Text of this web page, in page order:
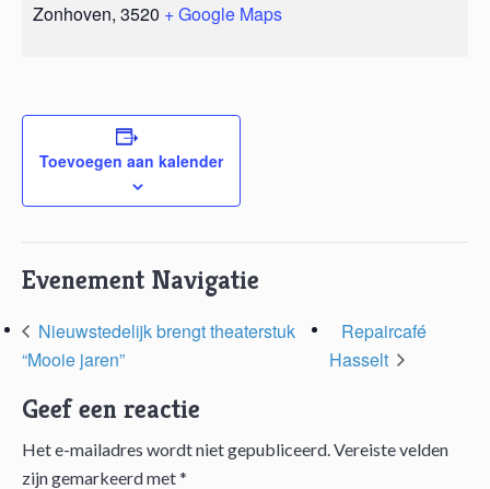
Zonhoven, 3520 + Google Maps
Toevoegen aan kalender
Evenement Navigatie
Nieuwstedelijk brengt theaterstuk
“Mooie jaren”
Repaircafé
Hasselt
Lees
Geef een reactie
Het e-mailadres wordt niet gepubliceerd.Vereiste velden
zijn gemarkeerd met*